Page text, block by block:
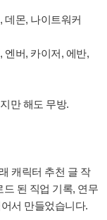
데몬, 나이트워커
엔버, 카이저, 에반,
만 해도 무방.
캐릭터 추천 글 작
된 직업 기록, 연무
서 만들었습니다.